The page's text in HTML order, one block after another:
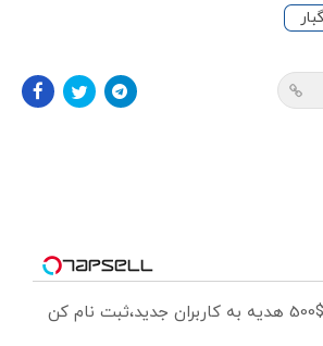
500$ هدیه به کاربران جدید،ثبت نام کن